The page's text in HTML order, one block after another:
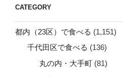
タ
ア
（港
CATEGORY
都内（23区）で食べる (1,151)
千代田区で食べる (136)
丸の内・大手町 (81)